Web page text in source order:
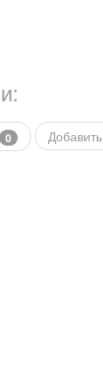
0 Добавить